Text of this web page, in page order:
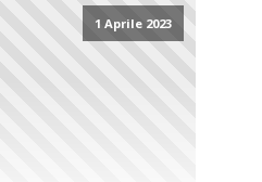
1 Aprile 2023